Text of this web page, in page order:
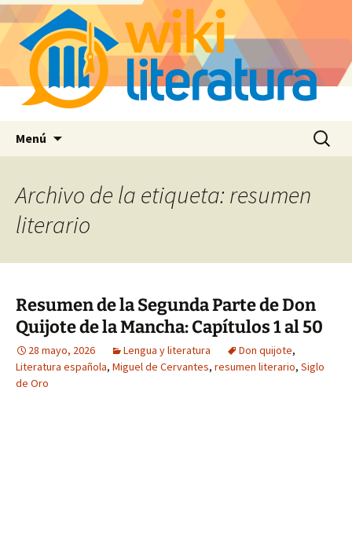
Menú Buscar:
Archivo de la etiqueta: resumen
literario
Resumen de la Segunda Parte de Don
Quijote de la Mancha: Capítulos 1 al 50
28 mayo, 2026 Lengua y literatura Don quijote,
Literatura española, Miguel de Cervantes, resumen literario, Siglo
de Oro